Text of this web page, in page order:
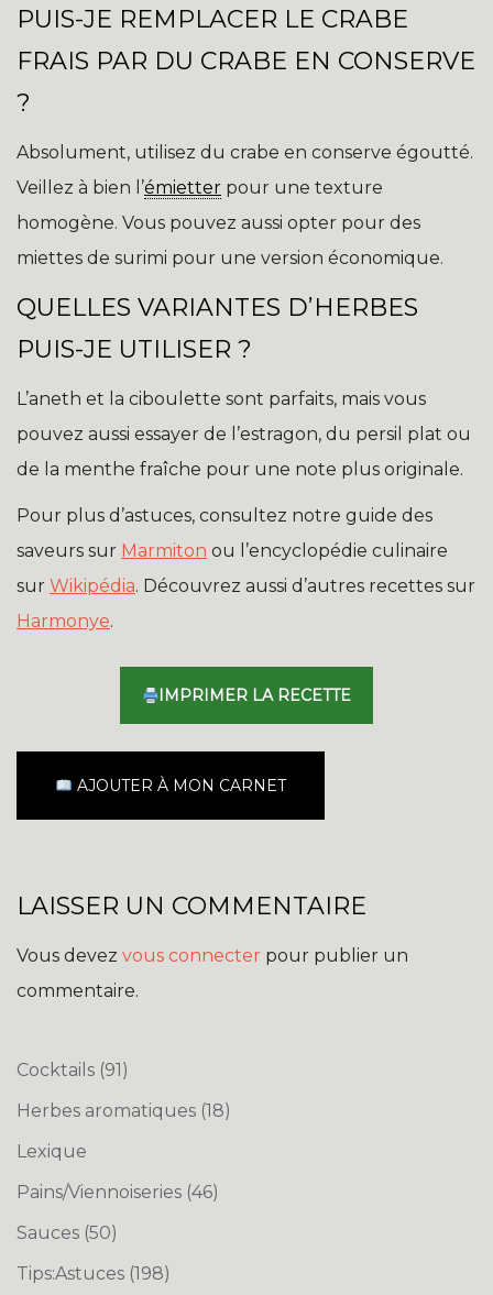
PUIS-JE REMPLACER LE CRABE
FRAIS PAR DU CRABE EN CONSERVE
?
Absolument, utilisez du crabe en conserve égoutté.
Veillez à bien l’émietter pour une texture
homogène. Vous pouvez aussi opter pour des
miettes de surimi pour une version économique.
QUELLES VARIANTES D’HERBES
PUIS-JE UTILISER ?
L’aneth et la ciboulette sont parfaits, mais vous
pouvez aussi essayer de l’estragon, du persil plat ou
de la menthe fraîche pour une note plus originale.
Pour plus d’astuces, consultez notre guide des
saveurs sur Marmiton ou l’encyclopédie culinaire
sur Wikipédia. Découvrez aussi d’autres recettes sur
Harmonye.
IMPRIMER LA RECETTE
AJOUTER À MON CARNET
LAISSER UN COMMENTAIRE
Vous devez vous connecter pour publier un
commentaire.
Cocktails (91)
Herbes aromatiques (18)
Lexique
Pains/Viennoiseries (46)
Sauces (50)
Tips:Astuces (198)